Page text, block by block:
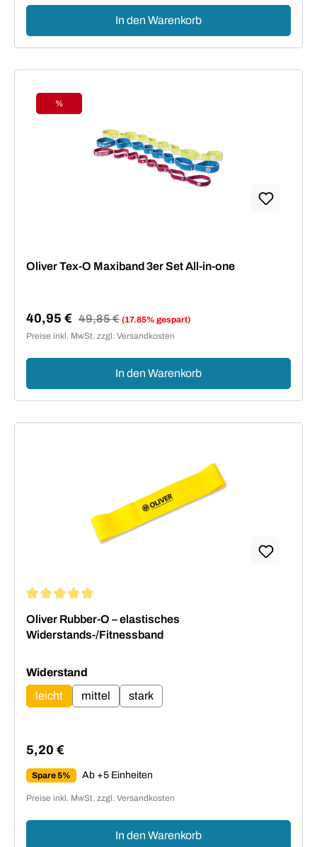
In den Warenkorb
Rabatt
%
Oliver Tex-O Maxiband 3er Set All-in-one
Verkaufspreis:
40,95 € Regulärer Preis:
49,85 € (17.85% gespart)
Preise inkl. MwSt. zzgl. Versandkosten
In den Warenkorb
Oliver Rubber-O – elastisches
Widerstands-/Fitnessband
Widerstand
leicht
mittel stark
Regulärer Preis:
5,20 €
Spare 5% Ab +5 Einheiten
Preise inkl. MwSt. zzgl. Versandkosten
In den Warenkorb